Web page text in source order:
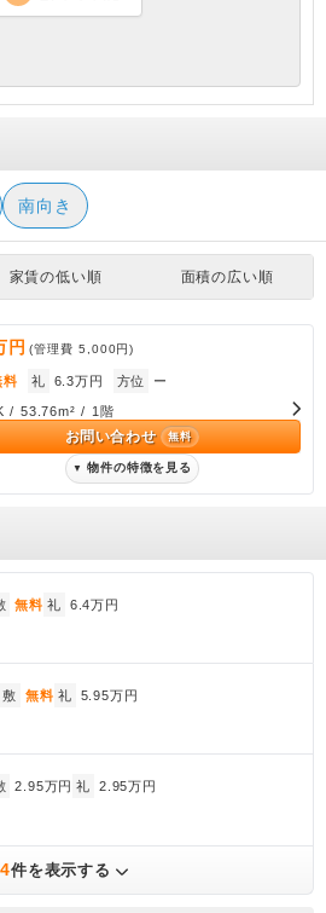
南向き
家賃の低い順 面積の広い順
円 (管理費5,000円)
料 礼 6.3万円 方位 ー
/ 53.76m² / 1階
お問い合わせ 無料
▼ 物件の特徴を見る
無料 礼 6.4万円
敷 無料 礼 5.95万円
2.95万円 礼 2.95万円
4件を表示する